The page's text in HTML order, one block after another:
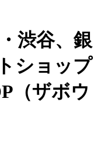
渋谷、銀
ショップ
（ザボウ